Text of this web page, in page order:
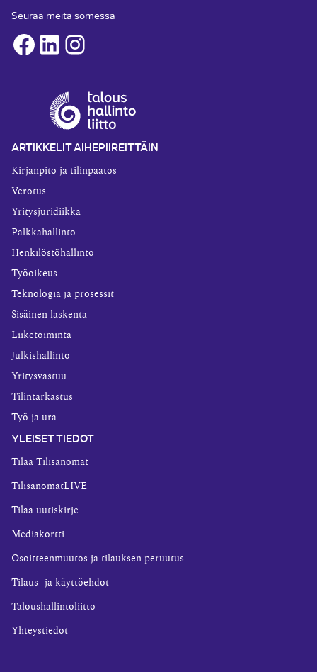
Seuraa meitä somessa
Facebook
LinkedInInstagram
ARTIKKELIT AIHEPIIREITTÄIN
Kirjanpito ja tilinpäätös
Verotus
Yritysjuridiikka
Palkkahallinto
Henkilöstöhallinto
Työoikeus
Teknologia ja prosessit
Sisäinen laskenta
Liiketoiminta
Julkishallinto
Yritysvastuu
Tilintarkastus
Työ ja ura
YLEISET TIEDOT
Tilaa Tilisanomat
TilisanomatLIVE
Tilaa uutiskirje
Mediakortti
Osoitteenmuutos ja tilauksen peruutus
Tilaus- ja käyttöehdot
Taloushallintoliitto
Yhteystiedot